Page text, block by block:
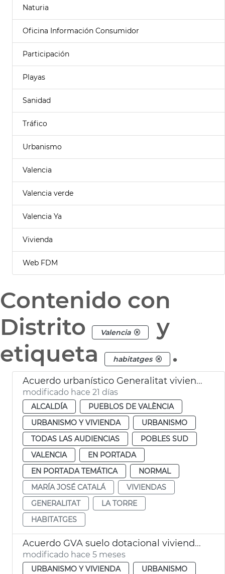
Naturia
Oficina Información Consumidor
Participación
Playas
Sanidad
Tráfico
Urbanismo
Valencia
Valencia verde
Valencia Ya
Vivienda
Web FDM
Contenido con
Distrito
Valencia
y
etiqueta
habitatges .
Acuerdo urbanístico Generalitat viviendas la Torre València
modificado hace 21 días
ALCALDÍA
PUEBLOS DE VALÈNCIA
URBANISMO Y VIVIENDA
URBANISMO
TODAS LAS AUDIENCIAS
POBLES SUD
VALENCIA
EN PORTADA
EN PORTADA TEMÁTICA
NORMAL
MARÍA JOSÉ CATALÁ
VIVIENDAS
GENERALITAT
LA TORRE
HABITATGES
Acuerdo GVA suelo dotacional viviendas València
modificado hace 5 meses
URBANISMO Y VIVIENDA
URBANISMO